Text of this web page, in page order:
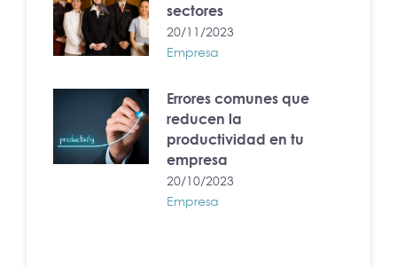
sectores
20/11/2023
Empresa
Errores comunes que
reducen la
productividad en tu
empresa
20/10/2023
Empresa